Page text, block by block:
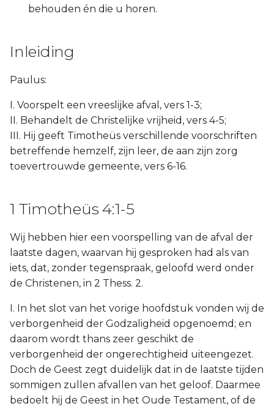
Joël
Jona
Micha
Nahum
Haggaï
Zacharía
Maleáchi
behouden én die u horen.
Inleiding
Paulus:
I. Voorspelt een vreeslijke afval, vers 1-3;
II. Behandelt de Christelijke vrijheid, vers 4-5;
III. Hij geeft Timotheüs verschillende voorschriften
betreffende hemzelf, zijn leer, de aan zijn zorg
toevertrouwde gemeente, vers 6-16.
1 Timotheüs 4:1-5
Wij hebben hier een voorspelling van de afval der
laatste dagen, waarvan hij gesproken had als van
iets, dat, zonder tegenspraak, geloofd werd onder
de Christenen, in 2 Thess. 2.
I. In het slot van het vorige hoofdstuk vonden wij de
verborgenheid der Godzaligheid opgenoemd; en
daarom wordt thans zeer geschikt de
verborgenheid der ongerechtigheid uiteengezet.
Doch de Geest zegt duidelijk dat in de laatste tijden
sommigen zullen afvallen van het geloof. Daarmee
bedoelt hij de Geest in het Oude Testament, of de